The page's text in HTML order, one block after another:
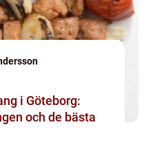
i Göteborg:
och de bästa